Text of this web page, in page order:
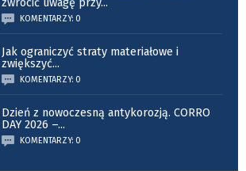
KOMENTARZY: 0
Jak ograniczyć straty materiałowe i
zwiększyć...
KOMENTARZY: 0
Dzień z nowoczesną antykorozją. CORRO
DAY 2026 –...
KOMENTARZY: 0